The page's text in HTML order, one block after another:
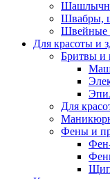
Швабры,
Швейные
Для красоты и
Бритвы и
Для
Фены и